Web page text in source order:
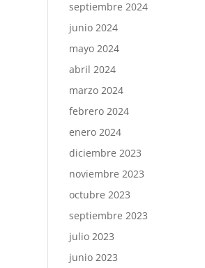
septiembre 2024
junio 2024
mayo 2024
abril 2024
marzo 2024
febrero 2024
enero 2024
diciembre 2023
noviembre 2023
octubre 2023
septiembre 2023
julio 2023
junio 2023